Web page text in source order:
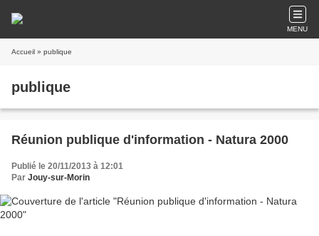
MENU
Accueil » publique
publique
Réunion publique d'information - Natura 2000
Publié le 20/11/2013 à 12:01
Par Jouy-sur-Morin